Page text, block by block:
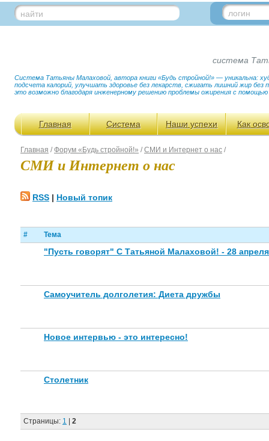
найти логин
система
Система Татьяны Малаховой, автора книги «Будь стройной!» — уникальна:
подсчета калорий, улучшать здоровье без лекарств, сжигать лишний жир
это возможно благодаря инженерному решению проблемы ожирения с
Главная Система Наши успехи Как
Главная /Форум «Будь стройной!» /СМИ и Интернет о нас /
СМИ и Интернет о нас
RSS | Новый топик
# Тема
"Пусть говорят" С Татьяной Малаховой! - 28
Самоучитель долголетия: Диета дружбы
Новое интервью - это интересно!
Столетник
Страницы: 1 2